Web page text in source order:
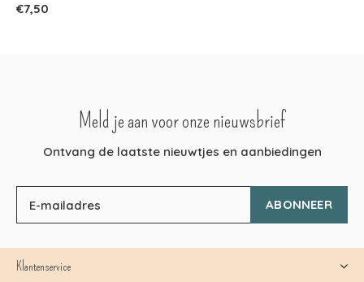
€7,50
Meld je aan voor onze nieuwsbrief
Ontvang de laatste nieuwtjes en aanbiedingen
ABONNEER
Klantenservice